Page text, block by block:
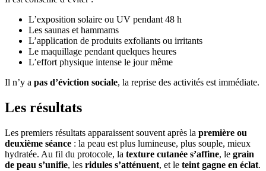
L’exposition solaire ou UV pendant 48 h
Les saunas et hammams
L’application de produits exfoliants ou irritants
Le maquillage pendant quelques heures
L’effort physique intense le jour même
Il n’y a pas d’éviction sociale, la reprise des activités est immédiate.
Les résultats
Les premiers résultats apparaissent souvent après la première ou
deuxième séance : la peau est plus lumineuse, plus souple, mieux
hydratée. Au fil du protocole, la texture cutanée s’affine, le grain
de peau s’unifie, les ridules s’atténuent, et le teint gagne en éclat.